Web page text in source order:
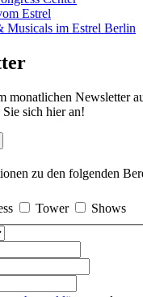
monatlichen Newsletter
sich hier an!
zu den folgenden
Tower
Shows